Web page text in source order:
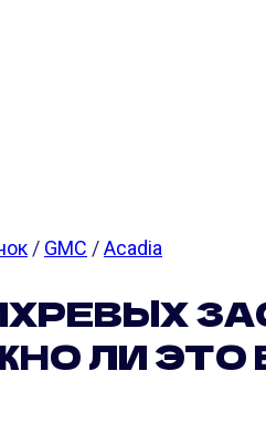
/ GMC /Acadia
ЛИ